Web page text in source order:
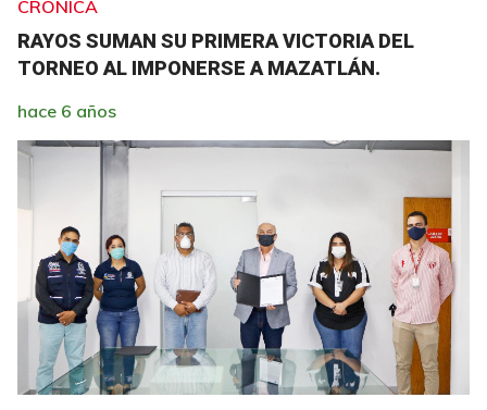
CRÓNICA
RAYOS SUMAN SU PRIMERA VICTORIA DEL
TORNEO AL IMPONERSE A MAZATLÁN.
hace 6 años